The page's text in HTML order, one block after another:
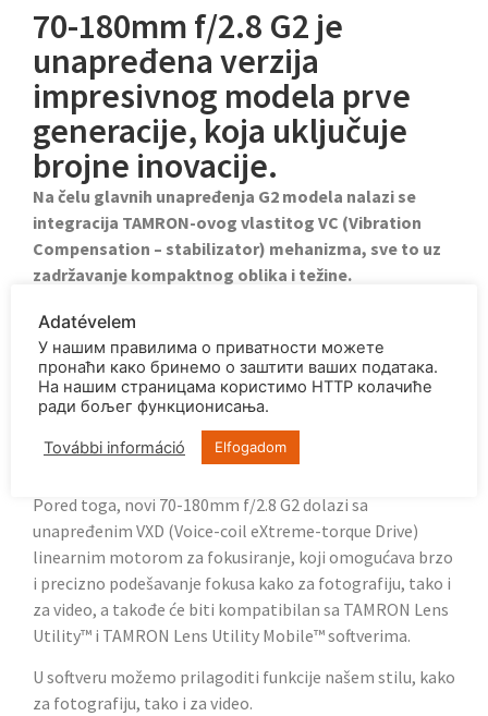
70-180mm f/2.8 G2 je
unapređena verzija
impresivnog modela prve
generacije, koja uključuje
brojne inovacije.
Na čelu glavnih unapređenja G2 modela nalazi se
integracija TAMRON-ovog vlastitog VC (Vibration
Compensation – stabilizator) mehanizma, sve to uz
zadržavanje kompaktnog oblika i težine.
Prepravkom optičke konstrukcije postignut je
beskompromisan visok kvalitet slike kroz čitav opseg
zuma.
TAMRON je takođe smanjio minimalnu udaljenost
fokusa na širokom kraju na 0,3 metra, u poređenju sa
0,85 metara prve generacije.
Pored toga, novi 70-180mm f/2.8 G2 dolazi sa
unapređenim VXD (Voice-coil eXtreme-torque Drive)
linearnim motorom za fokusiranje, koji omogućava brzo
i precizno podešavanje fokusa kako za fotografiju, tako i
za video, a takođe će biti kompatibilan sa TAMRON Lens
Utility™ i TAMRON Lens Utility Mobile™ softverima.
U softveru možemo prilagoditi funkcije našem stilu, kako
za fotografiju, tako i za video.
Adatévelem
У нашим правилима о приватности можете
пронаћи како бринемо о заштити ваших података.
На нашим страницама користимо HTTP колачиће
ради бољег функционисања.
További információ Elfogadom